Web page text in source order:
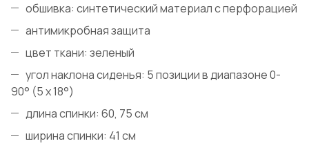
обшивка: синтетический материал с перфорацией
антимикробная защита
цвет ткани: зеленый
угол наклона сиденья: 5 позиции в диапазоне 0-
90° (5 x 18°)
длина спинки: 60, 75 см
ширина спинки: 41 см